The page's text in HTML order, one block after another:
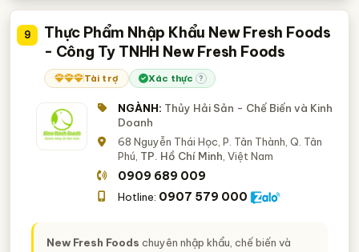
9
Thực Phẩm Nhập Khẩu New Fresh Foods
- Công Ty TNHH New Fresh Foods
Tài trợ Xác thực ?
NGÀNH: Thủy Hải Sản - Chế Biến và Kinh
Doanh
68 Nguyễn Thái Học, P. Tân Thành, Q. Tân
Phú, TP. Hồ Chí Minh , Việt Nam
0909 689 009
Hotline: 0907 579 000
New Fresh Foods chuyên nhập khẩu, chế biến và